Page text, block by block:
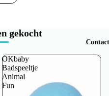
Contact
gekocht
OKbaby
Badspeeltje
Animal
Fun